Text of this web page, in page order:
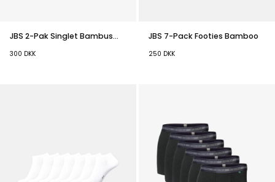
JBS 2-Pak Singlet Bambus
300 DKK
JBS 7-Pack Footies Bamboo
250 DKK